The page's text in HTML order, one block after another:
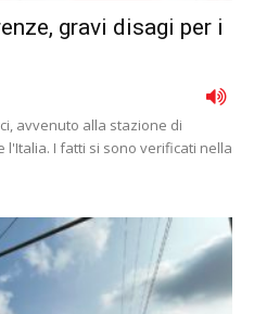
gravi disagi per i
avvenuto alla stazione di
l'Italia. I fatti si sono verificati nella